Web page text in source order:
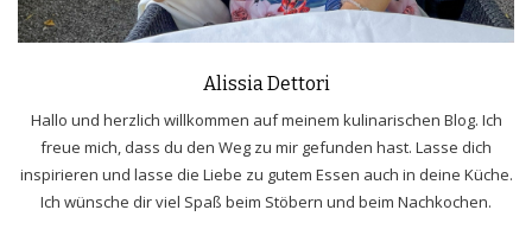
Alissia Dettori
Hallo und herzlich willkommen auf meinem kulinarischen Blog. Ich
freue mich, dass du den Weg zu mir gefunden hast. Lasse dich
inspirieren und lasse die Liebe zu gutem Essen auch in deine Küche.
Ich wünsche dir viel Spaß beim Stöbern und beim Nachkochen.